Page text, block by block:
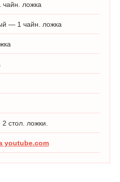
ложка
— 1 чайн. ложка
стол. ложки.